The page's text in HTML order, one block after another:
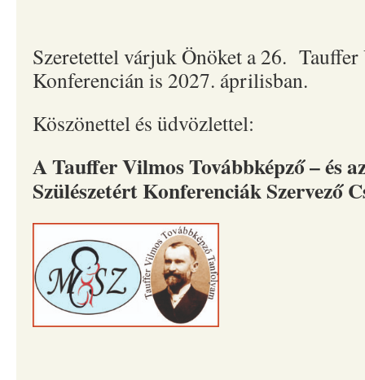
Szeretettel várjuk Önöket a 26.
Konferencián is 2027. áprilisban.
Köszönettel és üdvözlettel:
A Tauffer Vilmos Továbbképző – és
Szülészetért Konferenciák Szervező